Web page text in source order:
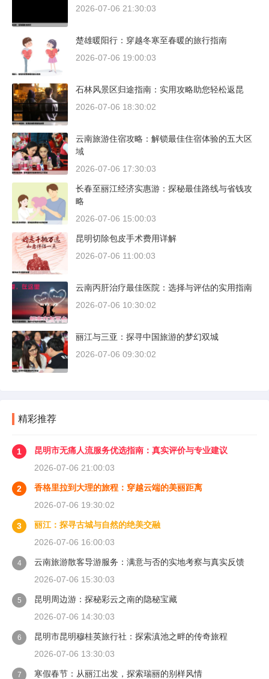
2026-07-06 21:30:03
楚雄暖阳行：穿越冬寒至春暖的旅行指南
2026-07-06 19:00:03
石林风景区归途指南：实用攻略助您轻松返昆
2026-07-06 18:30:02
云南旅游住宿攻略：解锁最佳住宿体验的五大区
域
2026-07-06 17:30:03
长春至丽江经济实惠游：探秘最佳路线与省钱攻
略
2026-07-06 15:00:03
昆明切除包皮手术费用详解
2026-07-06 11:00:03
云南丙肝治疗最佳医院：选择与评估的实用指南
2026-07-06 10:30:02
丽江与三亚：探寻中国旅游的梦幻双城
2026-07-06 09:30:02
精彩推荐
1
昆明市无痛人流服务优选指南：真实评价与专业建议
2026-07-06 21:00:03
2
香格里拉到大理的旅程：穿越云端的美丽距离
2026-07-06 19:30:02
3
丽江：探寻古城与自然的绝美交融
2026-07-06 16:00:03
4
云南旅游散客导游服务：满意与否的实地考察与真实反馈
2026-07-06 15:30:03
5
昆明周边游：探秘彩云之南的隐秘宝藏
2026-07-06 14:30:03
6
昆明市昆明穆桂英旅行社：探索滇池之畔的传奇旅程
2026-07-06 13:30:03
7 寒假春节：从丽江出发，探索瑞丽的别样风情